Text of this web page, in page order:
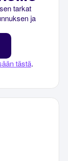
tarkat
ja
tästä.